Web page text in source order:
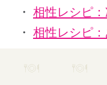
・ 相性レシピ
・ 相性レシピ